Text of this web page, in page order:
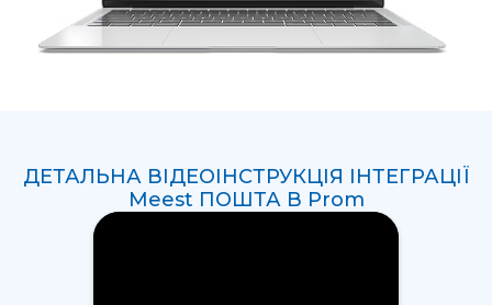
ДЕТАЛЬНА ВІДЕОІНСТРУКЦІЯ ІНТЕГРАЦІЇ
Meest ПОШТА В Prom